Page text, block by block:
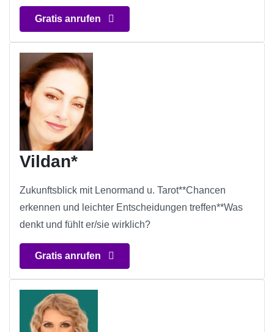
Gratis anrufen
Vildan*
Zukunftsblick mit Lenormand u. Tarot**Chancen
erkennen und leichter Entscheidungen treffen**Was
denkt und fühlt er/sie wirklich?
Gratis anrufen